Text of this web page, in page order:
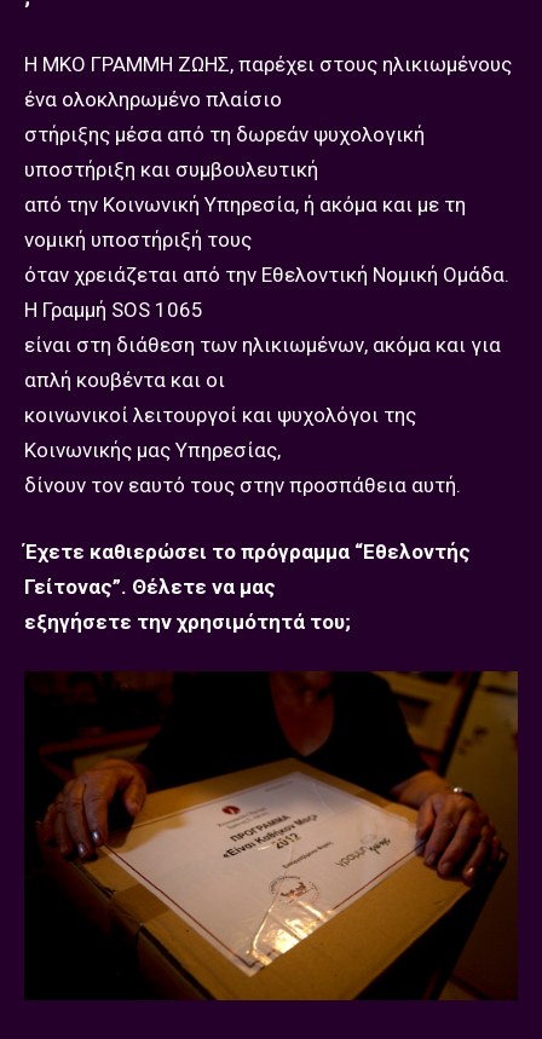
Η ΜΚΟ ΓΡΑΜΜΗ ΖΩΗΣ, παρέχει στους ηλικιωμένους
ένα ολοκληρωμένο πλαίσιο
στήριξης μέσα από τη δωρεάν ψυχολογική
υποστήριξη και συμβουλευτική
από την Κοινωνική Υπηρεσία, ή ακόμα και με τη
νομική υποστήριξή τους
όταν χρειάζεται από την Εθελοντική Νομική Ομάδα.
Η Γραμμή SOS 1065
είναι στη διάθεση των ηλικιωμένων, ακόμα και για
απλή κουβέντα και οι
κοινωνικοί λειτουργοί και ψυχολόγοι της
Κοινωνικής μας Υπηρεσίας,
δίνουν τον εαυτό τους στην προσπάθεια αυτή.
Έχετε καθιερώσει το πρόγραμμα “Εθελοντής
Γείτονας”. Θέλετε να μας
εξηγήσετε την χρησιμότητά του;